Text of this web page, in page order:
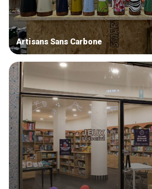
Artisans Sans Carbone